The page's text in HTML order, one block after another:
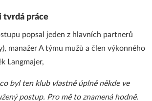
tvrdá práce
popsal jeden z hlavních partnerů
manažer A týmu mužů a člen výkonného
Langmajer,
byl ten klub vlastně úplně někde ve
postup. Pro mě to znamená hodně.